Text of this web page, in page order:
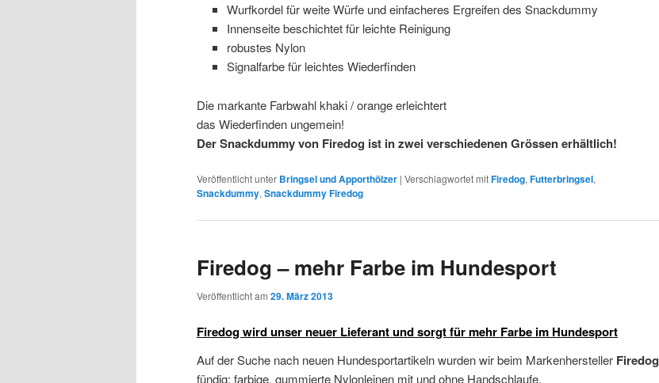
Wurfkordel für weite Würfe und einfacheres Ergreifen des Snackdummy
Innenseite beschichtet für leichte Reinigung
robustes Nylon
Signalfarbe für leichtes Wiederfinden
Die markante Farbwahl khaki / orange erleichtert
das Wiederfinden ungemein!
Der Snackdummy von Firedog ist in zwei verschiedenen Grössen erhältlich!
Veröffentlicht unter Bringsel und Apporthölzer | Verschlagwortet mitFiredog, Futterbringsel,
Snackdummy, Snackdummy Firedog
Firedog – mehr Farbe im Hundesport
Veröffentlicht am 29. März 2013
Firedog wird unser neuer Lieferant und sorgt für mehr Farbe im Hundesport
Auf der Suche nach neuen Hundesportartikeln wurden wir beim Markenhersteller Firedog
fündig; farbige, gummierte Nylonleinen mit und ohne Handschlaufe.